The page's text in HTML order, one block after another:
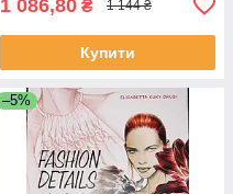
1 086,80 ₴ 1 144 ₴
Купити
–5%